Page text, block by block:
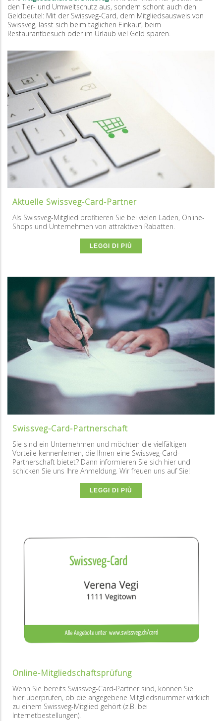
den Tier- und Umweltschutz aus, sondern schont auch den
Geldbeutel: Mit der Swissveg-Card, dem Mitgliedsausweis von
Swissveg, lässt sich beim täglichen Einkauf, beim
Restaurantbesuch oder im Urlaub viel Geld sparen.
Aktuelle Swissveg-Card-Partner
Als Swissveg-Mitglied profitieren Sie bei vielen Läden, Online-
Shops und Unternehmen⁠ von attraktiven Rabatten.
LEGGI DI PIÙ
Swissveg-Card-Partnerschaft
Sie sind ein Unternehmen und möchten die vielfältigen
Vorteile kennenlernen, die Ihnen eine Swissveg-Card-
Partnerschaft bietet? Dann informieren Sie sich hier und
schicken Sie uns Ihre Anmeldung. Wir freuen uns auf Sie!
LEGGI DI PIÙ
Online-Mitgliedschaftsprüfung
Wenn Sie bereits Swissveg-Card-Partner sind, können Sie
hier überprüfen, ob die angegebene Mitgliedsnummer wirklich
zu einem Swissveg-Mitglied gehört (z.B. bei
Internetbestellungen).